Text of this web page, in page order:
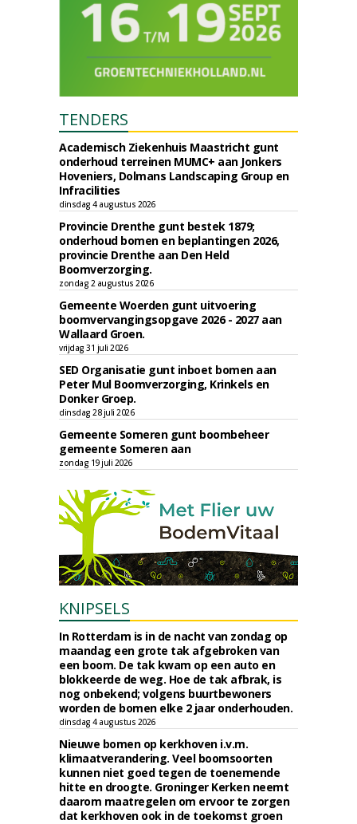
TENDERS
Academisch Ziekenhuis Maastricht gunt
onderhoud terreinen MUMC+ aan Jonkers
Hoveniers, Dolmans Landscaping Group en
Infracilities
dinsdag 4 augustus 2026
Provincie Drenthe gunt bestek 1879;
onderhoud bomen en beplantingen 2026,
provincie Drenthe aan Den Held
Boomverzorging.
zondag 2 augustus 2026
Gemeente Woerden gunt uitvoering
boomvervangingsopgave 2026 - 2027 aan
Wallaard Groen.
vrijdag 31 juli 2026
SED Organisatie gunt inboet bomen aan
Peter Mul Boomverzorging, Krinkels en
Donker Groep.
dinsdag 28 juli 2026
Gemeente Someren gunt boombeheer
gemeente Someren aan
zondag 19 juli 2026
KNIPSELS
In Rotterdam is in de nacht van zondag op
maandag een grote tak afgebroken van
een boom. De tak kwam op een auto en
blokkeerde de weg. Hoe de tak afbrak, is
nog onbekend; volgens buurtbewoners
worden de bomen elke 2 jaar onderhouden.
dinsdag 4 augustus 2026
Nieuwe bomen op kerkhoven i.v.m.
klimaatverandering. Veel boomsoorten
kunnen niet goed tegen de toenemende
hitte en droogte. Groninger Kerken neemt
daarom maatregelen om ervoor te zorgen
dat kerkhoven ook in de toekomst groen